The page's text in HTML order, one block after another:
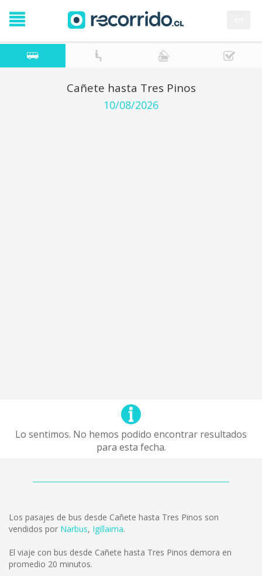
Cañete hasta Tres Pinos
10/08/2026
Lo sentimos. No hemos podido encontrar resultados
para esta fecha.
Los pasajes de bus desde Cañete hasta Tres Pinos son
vendidos por Narbus, Igillaima.
El viaje con bus desde Cañete hasta Tres Pinos demora en
promedio 20 minutos.